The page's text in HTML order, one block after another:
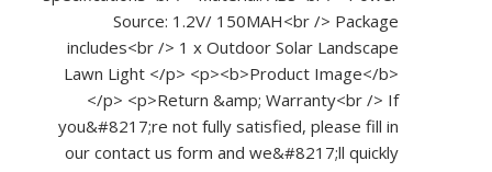
Source: 1.2V/ 150MAH<br /> Package
includes<br /> 1 x Outdoor Solar Landscape
Lawn Light </p> <p><b>Product Image</b>
</p> <p>Return &amp; Warranty<br /> If
you&#8217;re not fully satisfied, please fill in
our contact us form and we&#8217;ll quickly